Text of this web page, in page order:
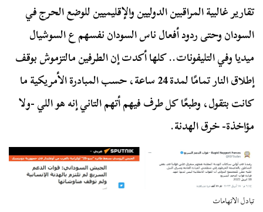
تقارير غالبية المراقبين الدوليين والإقليميين للوضع الحرج في
السودان وحتى ردود أفعال ناس السودان نفسهم ع السوشيال
ميديا وفي التليفونات.. كلها أكدت إن الطرفين مالتزموش بوقف
إطلاق النار تمامًا لمدة 24 ساعة، حسب المبادرة الأمريكية ما
كانت بتقول، وطبعًا كل طرف فيهم أتهم التاني إنه هو اللي -ولا
مؤاخذة- خرق الهدنة.
تبادل الاتهامات